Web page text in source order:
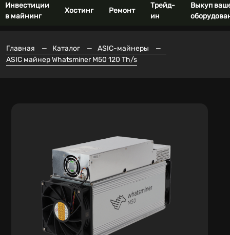
Инвестиции
в майнинг
Хостинг Ремонт
Трейд-
ин
Выкуп
Главная — Каталог — ASIC-майнеры
—
ASIC майнер Whatsminer M50 120 Th/s